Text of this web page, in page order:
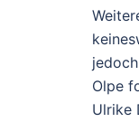
Olpe
Ulrike